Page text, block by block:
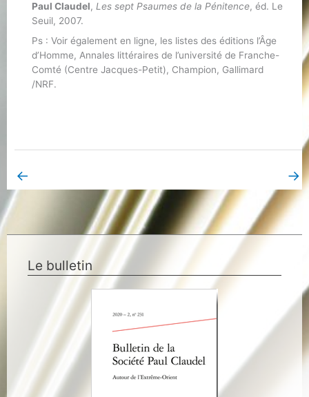
Paul Claudel, Les sept Psaumes de la Pénitence, éd. Le
Seuil, 2007.
Ps : Voir également en ligne, les listes des éditions l’Âge
d’Homme, Annales littéraires de l’université de Franche-
Comté (Centre Jacques-Petit), Champion, Gallimard
/NRF.
← →
Le bulletin